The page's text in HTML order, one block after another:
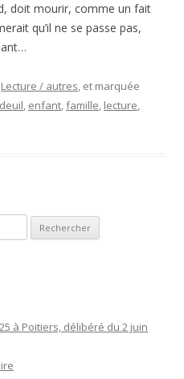
doit mourir, comme un fait
qu’il ne se passe pas,
Lecture / autres, et marquée
deuil, enfant,famille, lecture,
à Poitiers, délibéré du 2 juin